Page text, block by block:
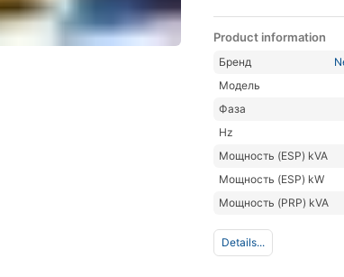
Product information
Бренд
Модель
Фаза
Hz
Мощность (ESP) kVA
Мощность (ESP) kW
Мощность (PRP) kVA
Details...